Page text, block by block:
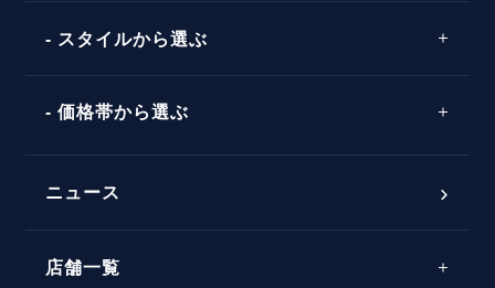
言葉
コンビネーション
ソリテール
ラインメレ
スタイルから選ぶ
シンプル
モード
エレガント
価格帯から選ぶ
30万円台～
ニュース
店舗一覧